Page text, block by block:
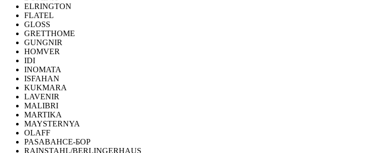
ELRINGTON
FLATEL
GLOSS
GRETTHOME
GUNGNIR
HOMVER
IDI
INOMATA
ISFAHAN
KUKMARA
LAVENIR
MALIBRI
MARTIKA
MAYSTERNYA
OLAFF
PASABAHCE-БОР
RAINSTAHL/BERLINGERHAUS